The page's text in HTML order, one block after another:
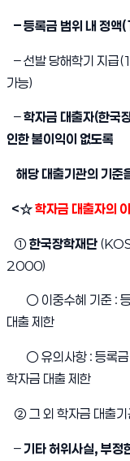
– 등록금 범위 내 정
– 선발 당해학기 지급
가능)
–학자금 대출자(한국
인한 불이익이 없도록
해당 대출기관의 기준
<☆학자금 대출자의
① 한국장학재단
2000)
○ 이중수혜 기준 : 등
대출 제한
○ 유의사항 : 등록금
학자금 대출 제한
② 그 외 학자금 대출기
– 기타 허위사실, 부정